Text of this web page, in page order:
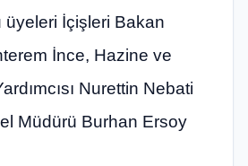
üyeleri İçişleri Bakan
İnce, Hazine ve
Nurettin Nebati
Müdürü Burhan Ersoy